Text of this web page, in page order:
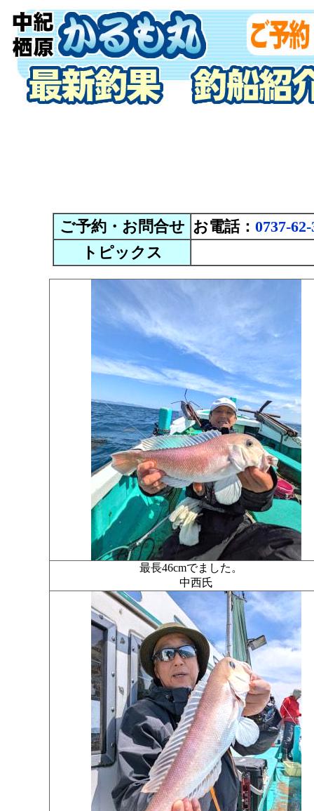
ご予約・お問合せ お電話： 0737-
トピックス
最長46cmでました。
中西氏